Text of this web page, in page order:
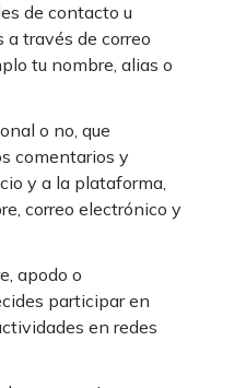
de contacto u
través de correo
tu nombre, alias o
o no, que
comentarios y
y a la plataforma,
correo electrónico y
apodo o
participar en
en redes